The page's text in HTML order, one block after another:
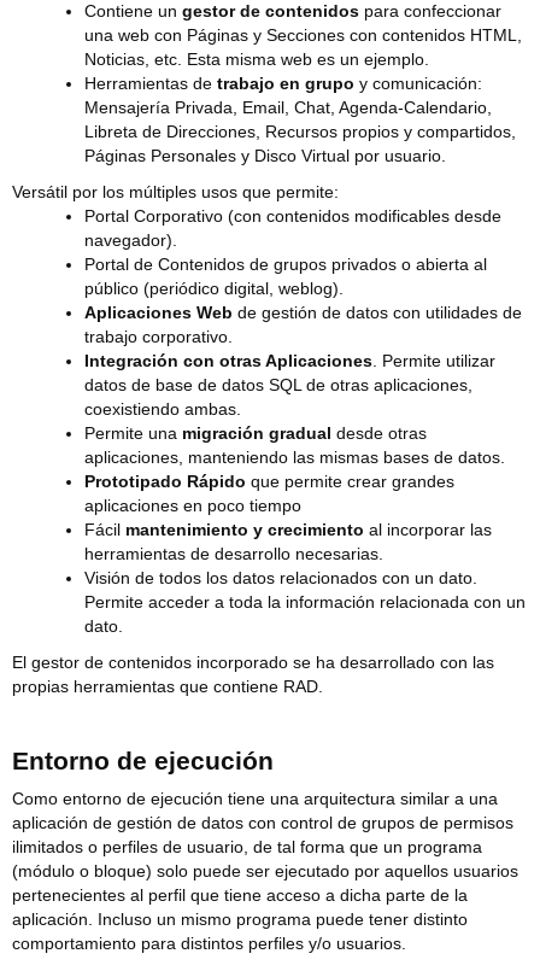
Contiene un gestor de contenidos para confeccionar
una web con Páginas y Secciones con contenidos HTML,
Noticias, etc. Esta misma web es un ejemplo.
Herramientas de trabajo en grupo y comunicación:
Mensajería Privada, Email, Chat, Agenda-Calendario,
Libreta de Direcciones, Recursos propios y compartidos,
Páginas Personales y Disco Virtual por usuario.
Versátil por los múltiples usos que permite:
Portal Corporativo (con contenidos modificables desde
navegador).
Portal de Contenidos de grupos privados o abierta al
público (periódico digital, weblog).
Aplicaciones Web de gestión de datos con utilidades de
trabajo corporativo.
Integración con otras Aplicaciones . Permite utilizar
datos de base de datos SQL de otras aplicaciones,
coexistiendo ambas.
Permite una migración gradual desde otras
aplicaciones, manteniendo las mismas bases de datos.
Prototipado Rápido que permite crear grandes
aplicaciones en poco tiempo
Fácil mantenimiento y crecimiento al incorporar las
herramientas de desarrollo necesarias.
Visión de todos los datos relacionados con un dato.
Permite acceder a toda la información relacionada con un
dato.
El gestor de contenidos incorporado se ha desarrollado con las
propias herramientas que contiene RAD.
Entorno de ejecución
Como entorno de ejecución tiene una arquitectura similar a una
aplicación de gestión de datos con control de grupos de permisos
ilimitados o perfiles de usuario, de tal forma que un programa
(módulo o bloque) solo puede ser ejecutado por aquellos usuarios
pertenecientes al perfil que tiene acceso a dicha parte de la
aplicación. Incluso un mismo programa puede tener distinto
comportamiento para distintos perfiles y/o usuarios.